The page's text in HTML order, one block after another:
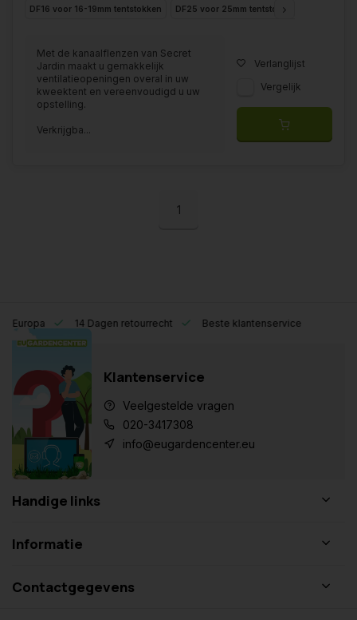
DF16 voor 16-19mm tentstokken DF25 voor 25mm tentstokken
Met de kanaalflenzen van Secret
Jardin maakt u gemakkelijk
ventilatieopeningen overal in uw
kweektent en vereenvoudigd u uw
opstelling.
Verkrijgba...
Verlanglijst
Vergelijk
1
Europa 14 Dagen retourrecht Beste klantenservice
Klantenservice
Veelgestelde vragen
020-3417308
info@eugardencenter.eu
Handige links
Informatie
Contactgegevens